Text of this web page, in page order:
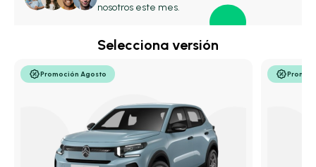
nosotros este mes.
Selecciona versión
Promoción Agosto